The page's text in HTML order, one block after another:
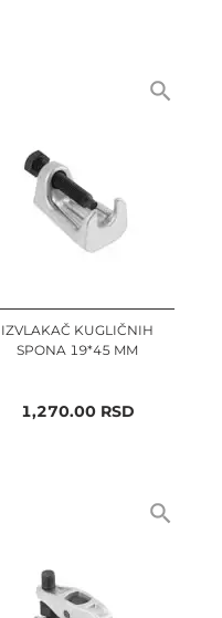
IZVLAKAČ KUGLIČNIH
SPONA 19*45 MM
1,270.00RSD